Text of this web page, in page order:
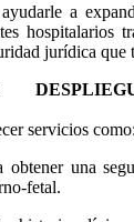
a
hospitalarios
jurídica que
servicios como:
obtener una
fetal.